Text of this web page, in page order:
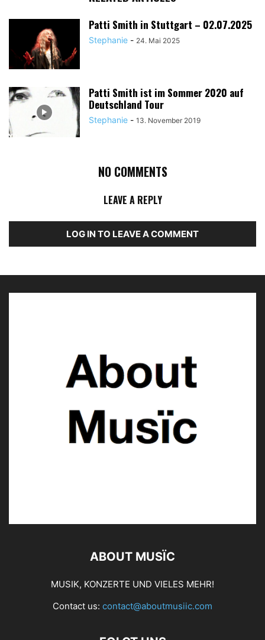
Patti Smith in Stuttgart – 02.07.2025
Stephanie - 24. Mai 2025
Patti Smith ist im Sommer 2020 auf
Deutschland Tour
Stephanie - 13. November 2019
NO COMMENTS
LEAVE A REPLY
LOG IN TO LEAVE A COMMENT
ABOUT MUSÏC
MUSIK, KONZERTE UND VIELES MEHR!
Contact us: contact@aboutmusiic.com